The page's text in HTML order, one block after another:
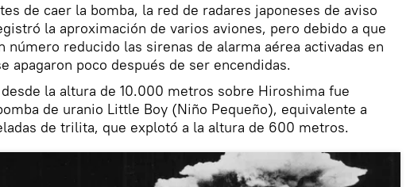
de caer la bomba, la red de radares japoneses de aviso
la aproximación de varios aviones, pero debido a que
número reducido las sirenas de alarma aérea activadas en
apagaron poco después de ser encendidas.
la altura de 10.000 metros sobre Hiroshima fue
de uranio Little Boy (Niño Pequeño), equivalente a
de trilita, que explotó a la altura de 600 metros.